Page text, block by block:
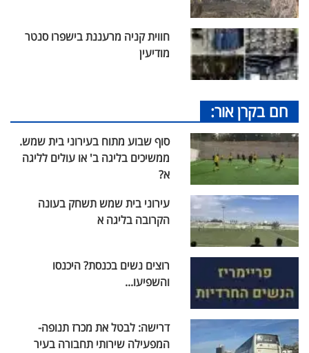
חווית קניה מרעננת בישפרו סנטר
מודיעין
חם בקרן אור:
סוף שבוע מתוח בעירוני בית שמש.
ממשיכים בליגה ב' או עולים לליגה
א?
עירוני בית שמש תשחק בעונה
הקרובה בליגה א
רוצים נשים בכנסת? היכנסו
והשפיעו...
דרישה: לבטל את מכרז תנופה-
המפעילה שירותי תחבורה בעיר